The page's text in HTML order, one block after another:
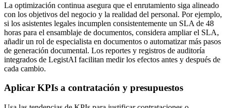
La optimización continua asegura que el enrutamiento siga alineado
con los objetivos del negocio y la realidad del personal. Por ejemplo,
si los asistentes legales incumplen consistentemente un SLA de 48
horas para el ensamblaje de documentos, considera ampliar el SLA,
añadir un rol de especialista en documentos o automatizar más pasos
de generación documental. Los reportes y registros de auditoría
integrados de LegistAI facilitan medir los efectos antes y después de
cada cambio.
Aplicar KPIs a contratación y presupuestos